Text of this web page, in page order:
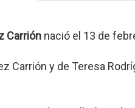
Carrión nació el 13 de
Carrión y de Teresa